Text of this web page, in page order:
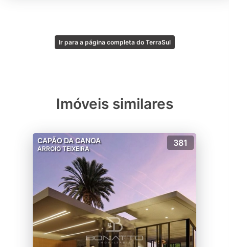
Ir para a página completa do TerraSul
Imóveis similares
CAPÃO DA CANOA
ARROIO TEIXEIRA
381